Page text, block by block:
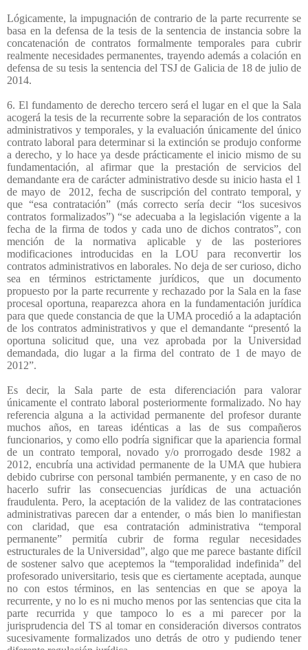
Lógicamente, la impugnación de contrario de la parte recurrente se
basa en la defensa de la tesis de la sentencia de instancia sobre la
concatenación de contratos formalmente temporales para cubrir
realmente necesidades permanentes, trayendo además a colación en
defensa de su tesis la sentencia del TSJ de Galicia de 18 de julio de
2014.
6. El fundamento de derecho tercero será el lugar en el que la Sala
acogerá la tesis de la recurrente sobre la separación de los contratos
administrativos y temporales, y la evaluación únicamente del único
contrato laboral para determinar si la extinción se produjo conforme
a derecho, y lo hace ya desde prácticamente el inicio mismo de su
fundamentación, al afirmar que la prestación de servicios del
demandante era de carácter administrativo desde su inicio hasta el 1
de mayo de
2012, fecha de suscripción del contrato temporal, y
que “esa contratación” (más correcto sería decir “los sucesivos
contratos formalizados”) “se adecuaba a la legislación vigente a la
fecha de la firma de todos y cada uno de dichos contratos”, con
mención de la normativa aplicable y de las posteriores
modificaciones introducidas en la LOU para reconvertir los
contratos administrativos en laborales. No deja de ser curioso, dicho
sea en términos estrictamente jurídicos, que un documento
propuesto por la parte recurrente y rechazado por la Sala en la fase
procesal oportuna, reaparezca ahora en la fundamentación jurídica
para que quede constancia de que la UMA procedió a la adaptación
de los contratos administrativos y que el demandante “presentó la
oportuna solicitud que, una vez aprobada por la Universidad
demandada, dio lugar a la firma del contrato de 1 de mayo de
2012”.
Es decir, la Sala parte de esta diferenciación para valorar
únicamente el contrato laboral posteriormente formalizado. No hay
referencia alguna a la actividad permanente del profesor durante
muchos años, en tareas idénticas a las de sus compañeros
funcionarios, y como ello podría significar que la apariencia formal
de un contrato temporal, novado y/o prorrogado desde 1982 a
2012, encubría una actividad permanente de la UMA que hubiera
debido cubrirse con personal también permanente, y en caso de no
hacerlo sufrir las consecuencias jurídicas de una actuación
fraudulenta. Pero, la aceptación de la validez de las contrataciones
administrativas parecen dar a entender, o más bien lo manifiestan
con claridad, que esa contratación administrativa “temporal
permanente” permitía cubrir de forma regular necesidades
estructurales de la Universidad”, algo que me parece bastante difícil
de sostener salvo que aceptemos la “temporalidad indefinida” del
profesorado universitario, tesis que es ciertamente aceptada, aunque
no con estos términos, en las sentencias en que se apoya la
recurrente, y no lo es ni mucho menos por las sentencias que cita la
parte recurrida y que tampoco lo es a mi parecer por la
jurisprudencia del TS al tomar en consideración diversos contratos
sucesivamente formalizados uno detrás de otro y pudiendo tener